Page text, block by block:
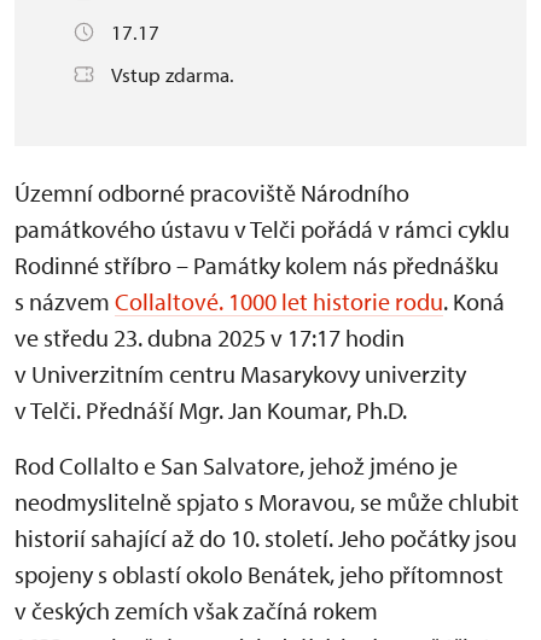
17.17
Vstup zdarma.
Územní odborné pracoviště Národního
památkového ústavu v Telči pořádá v rámci cyklu
Rodinné stříbro – Památky kolem nás přednášku
s názvem Collaltové. 1000 let historie rodu. Koná
ve středu 23. dubna 2025 v 17:17 hodin
v Univerzitním centru Masarykovy univerzity
v Telči. Přednáší Mgr. Jan Koumar, Ph.D.
Rod Collalto e San Salvatore, jehož jméno je
neodmyslitelně spjato s Moravou, se může chlubit
historií sahající až do 10. století. Jeho počátky jsou
spojeny s oblastí okolo Benátek, jeho přítomnost
v českých zemích však začíná rokem